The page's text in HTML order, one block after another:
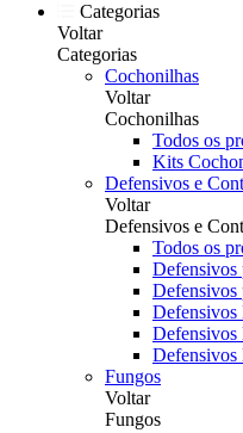
Categorias
Voltar
Categorias
Cochonilhas
Voltar
Cochonilhas
Todos os
Kits
Defensivos e
Voltar
Defensivos e
Todos os
Defensivos
Defensivos
Defensivos
Defensivos
Defensivos
Fungos
Voltar
Fungos